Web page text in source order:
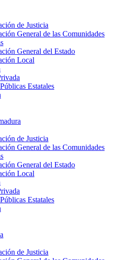
de Justicia
General de las Comunidades
General del Estado
Local
Estatales
de Justicia
General de las Comunidades
General del Estado
Local
Estatales
de Justicia